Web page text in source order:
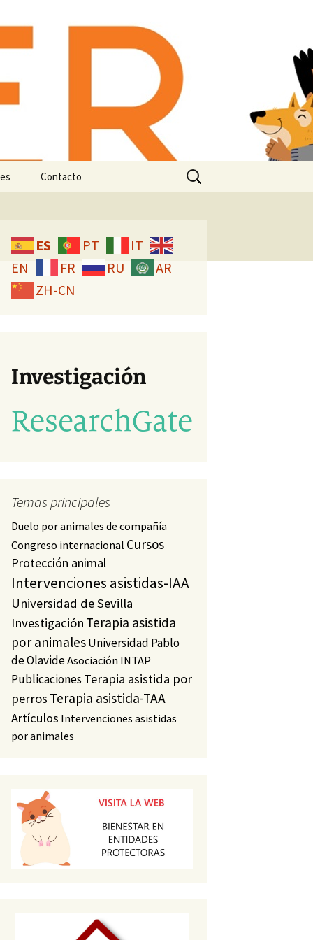
animal:
Contacto
Buscar:
ES PT
IT
EN
FR RU
AR
ZH-CN
Investigación
Temas principales
Duelo por animales de compañía
Congreso internacional Cursos
Protección animal
Intervenciones asistidas-IAA
Universidad de Sevilla
Investigación Terapia asistida
por animalesUniversidad Pablo
de OlavideAsociación INTAP
PublicacionesTerapia asistida por
perros Terapia asistida-TAA
Artículos Intervenciones asistidas
por animales